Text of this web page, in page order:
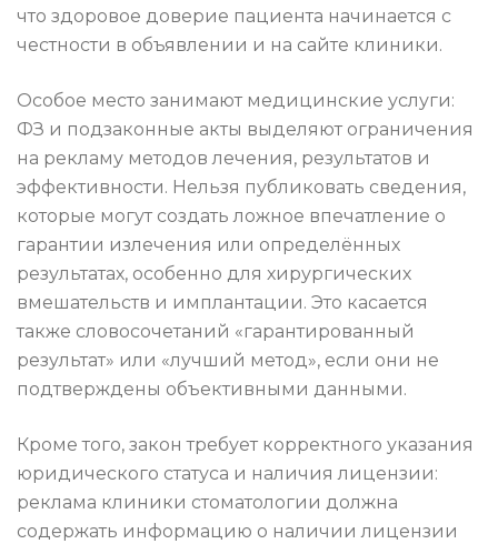
что здоровое доверие пациента начинается с
честности в объявлении и на сайте клиники.
Особое место занимают медицинские услуги:
ФЗ и подзаконные акты выделяют ограничения
на рекламу методов лечения, результатов и
эффективности. Нельзя публиковать сведения,
которые могут создать ложное впечатление о
гарантии излечения или определённых
результатах, особенно для хирургических
вмешательств и имплантации. Это касается
также словосочетаний «гарантированный
результат» или «лучший метод», если они не
подтверждены объективными данными.
Кроме того, закон требует корректного указания
юридического статуса и наличия лицензии:
реклама клиники стоматологии должна
содержать информацию о наличии лицензии